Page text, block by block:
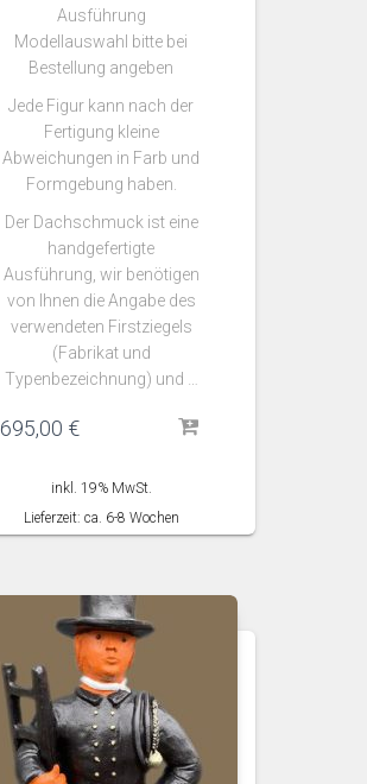
Ausführung
Modellauswahl bitte bei
Bestellung angeben
Jede Figur kann nach der
Fertigung kleine
Abweichungen in Farb und
Formgebung haben.
Der Dachschmuck ist eine
handgefertigte
Ausführung, wir benötigen
von Ihnen die Angabe des
verwendeten Firstziegels
(Fabrikat und
Typenbezeichnung) und …
695,00 €
inkl. 19% MwSt.
Lieferzeit: ca. 6-8 Wochen